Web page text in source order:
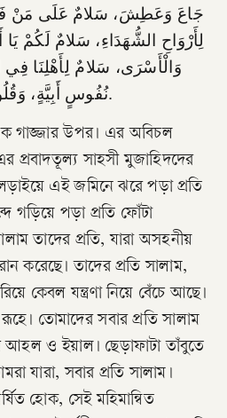
جَاعَ وَعَطِشَ، سَلامٌ عَلَى مَنْ
لِأَرْوَاحِ الشُّهَدَاءِ، سَلامٌ لَكُمْ
وَالْأَسْرَى، سَلامٌ لِأَهْلِنَا فِي
نُفُوسٍ أَبِيَّةٍ، وَقُلُوبٍ صَابِرَةٍ، وَشَعْبٍ حُرٍّ.
গাজ্জার উপর। এর অবিচল
সাহসী মুজাহিদদের
এই জমিনে ঝরে পড়া প্রতি
গড়িয়ে পড়া প্রতি ফোঁটা
তাদের প্রতি, যারা অসহনীয়
করেছে। তাদের প্রতি সালাম,
কেবল যন্ত্রণা নিয়ে বেঁচে আছে।
তোমাদের সবার প্রতি সালাম
ও ইয়াল। ছেড়াফাটা তাঁবুতে
যারা, সবার প্রতি সালাম।
হোক, সেই মহিমান্বিত